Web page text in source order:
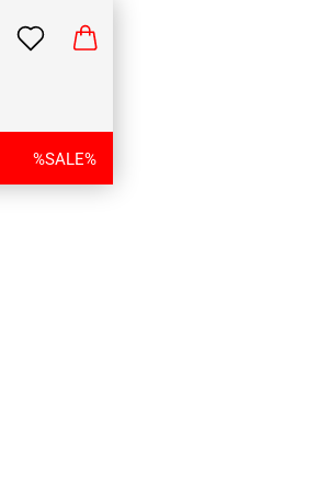
%SALE%